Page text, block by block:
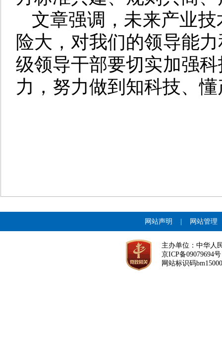
文章强调，未来产业
险大，对我们的领导能
级领导干部要切实加强
力，努力做到知科技、